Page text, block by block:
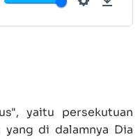
yaitu persekutuan
yang di dalamnya Dia